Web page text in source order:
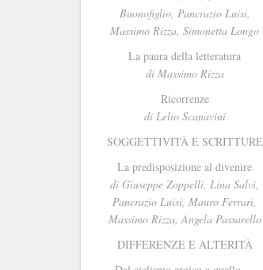
Buonofiglio, Pancrazio Luisi,
Massimo Rizza, Simonetta Longo
La paura della letteratura
di Massimo Rizza
Ricorrenze
di Lelio Scanavini
SOGGETTIVITÀ E SCRITTURE
La predisposizione al divenire
di Giuseppe Zoppelli, Lina Salvi,
Pancrazio Luisi, Mauro Ferrari,
Massimo Rizza, Angela Passarello
DIFFERENZE E ALTERITÀ